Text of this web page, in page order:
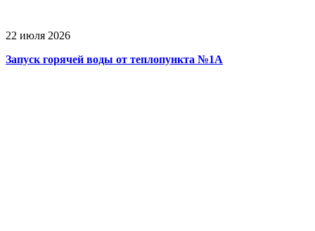
22 июля 2026
Запуск горячей воды от теплопункта №1А